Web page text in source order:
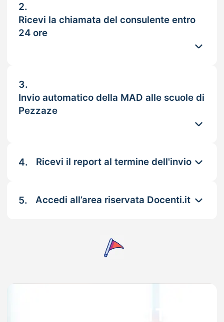
2.
Ricevi la chiamata del consulente entro
24 ore
3.
Invio automatico della MAD alle scuole di
Pezzaze
4. Ricevi il report al termine dell'invio
5. Accedi all’area riservata Docenti.it